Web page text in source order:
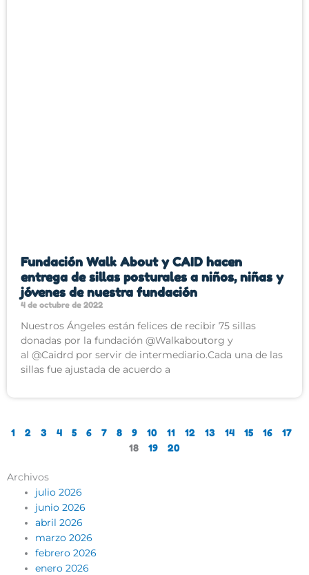
Fundación Walk About y CAID hacen
entrega de sillas posturales a niños, niñas y
jóvenes de nuestra fundación
4 de octubre de 2022
Nuestros Ángeles están felices de recibir 75 sillas
donadas por la fundación @Walkaboutorg y
al @Caidrd por servir de intermediario.Cada una de las
sillas fue ajustada de acuerdo a
1 2 3 4 5 6 7 8 9 10 11 12 13 14 15 16
17
18
19 20
Archivos
julio 2026
junio 2026
abril 2026
marzo 2026
febrero 2026
enero 2026